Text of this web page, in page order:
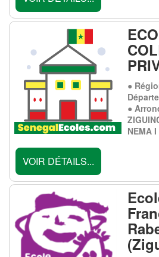
●
●
NEMA I
VOIR DÉTAILS...